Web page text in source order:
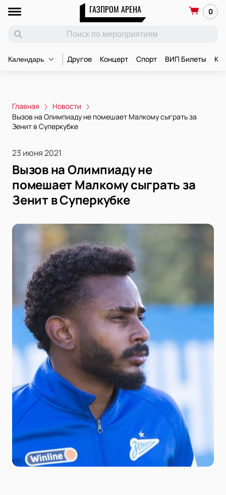
ГАЗПРОМ АРЕНА 0
Календарь Другое Концерт Спорт ВИП Билеты
Главная
Новости
Вызов на Олимпиаду не помешает Малкому сыграть за
Зенит в Суперкубке
23 июня 2021
Вызов на Олимпиаду не
помешает Малкому сыграть за
Зенит в Суперкубке